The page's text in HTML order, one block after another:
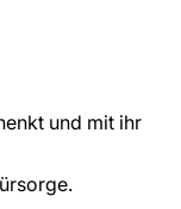
und mit ihr